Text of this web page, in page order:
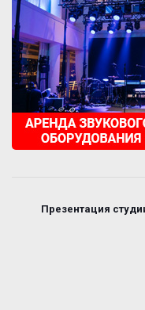
Презентация